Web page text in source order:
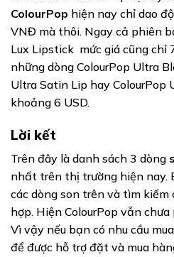
ColourPop hiện nay chỉ dao
VNĐ mà thôi. Ngay cả phiên
Lux Lipstick mức giá cũng chỉ
những dòng ColourPop Ultra
Ultra Satin Lip hay ColourPop
khoảng 6 USD.
Lời kết
Trên đây là danh sách 3 dòng
nhất trên thị trường hiện nay.
các dòng son trên và tìm kiếm
hợp. Hiện ColourPop vẫn
Vì vậy nếu bạn có nhu cầu
để được hỗ trợ đặt và mua